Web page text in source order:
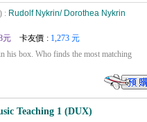
: Rudolf Nykrin/ Dorothea Nykrin
元 卡友價 : 1,273 元
his box. Who finds the most matching
Teaching 1 (DUX)